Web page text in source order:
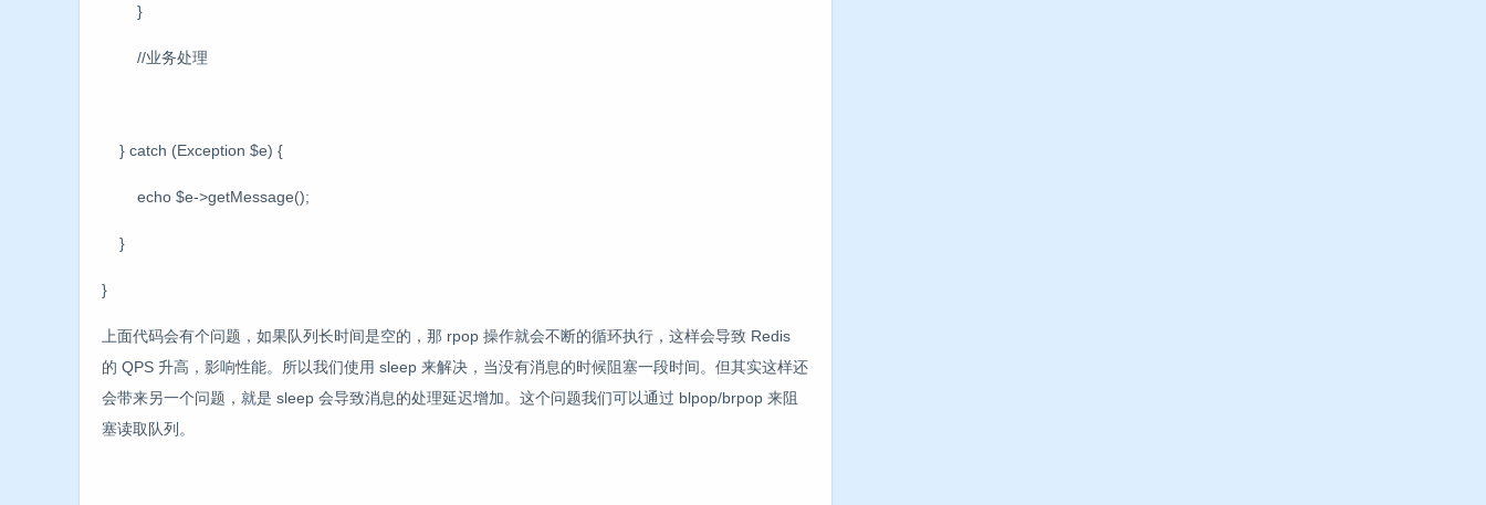
}
//业务处理
} catch (Exception $e) {
echo $e->getMessage();
}
}
上面代码会有个问题，如果队列长时间是空的，那 rpop 操作就会不断的循环执行，这样会导致 Redis
的 QPS 升高，影响性能。所以我们使用 sleep 来解决，当没有消息的时候阻塞一段时间。但其实这样还
会带来另一个问题，就是 sleep 会导致消息的处理延迟增加。这个问题我们可以通过 blpop/brpop 来阻
塞读取队列。